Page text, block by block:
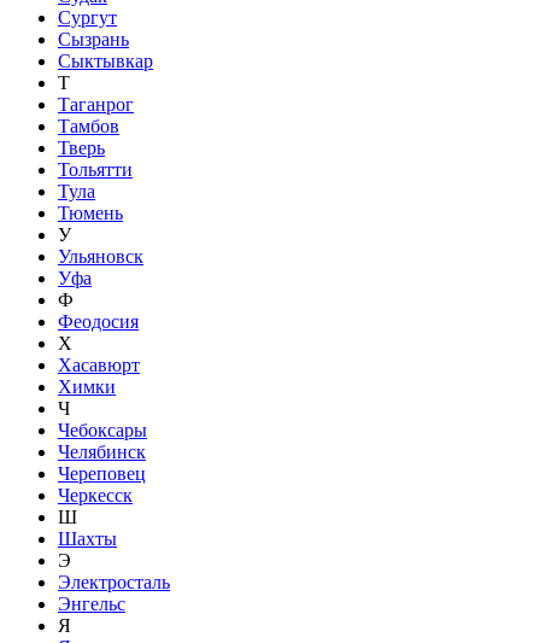
Сургут
Сызрань
Сыктывкар
Т
Таганрог
Тамбов
Тверь
Тольятти
Тула
Тюмень
У
Ульяновск
Уфа
Ф
Феодосия
Х
Хасавюрт
Химки
Ч
Чебоксары
Челябинск
Череповец
Черкесск
Ш
Шахты
Э
Электросталь
Энгельс
Я